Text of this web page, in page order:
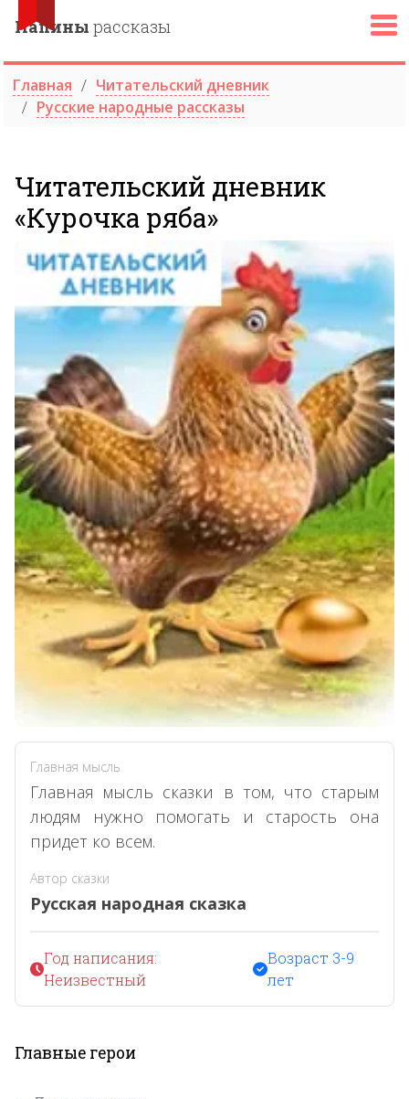
Папины рассказы
Главная
Читательский дневник
Русские народные рассказы
Читательский дневник
«Курочка ряба»
Главная мысль
Главная мысль сказки в том, что старым
людям нужно помогать и старость она
придет ко всем.
Автор сказки
Русская народная сказка
Год написания:
Неизвестный
Возраст 3-9
лет
Главные герои